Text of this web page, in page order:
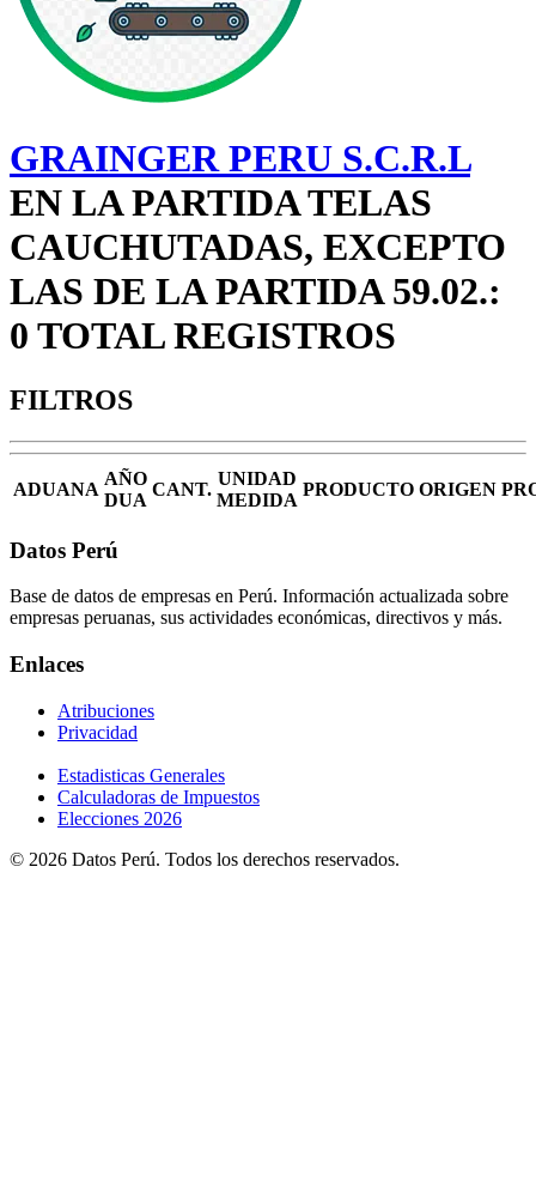
GRAINGER PERU S.C.R.L
EN LA PARTIDA TELAS
CAUCHUTADAS, EXCEPTO
LAS DE LA PARTIDA 59.02.:
0 TOTAL REGISTROS
FILTROS
ADUANA
AÑO
DUA
CANT.
UNIDAD
MEDIDA
PRODUCTO ORIGEN
Datos Perú
Base de datos de empresas en Perú. Información actualizada sobre
empresas peruanas, sus actividades económicas, directivos y más.
Enlaces
Atribuciones
Privacidad
Estadisticas Generales
Calculadoras de Impuestos
Elecciones 2026
© 2026 Datos Perú. Todos los derechos reservados.